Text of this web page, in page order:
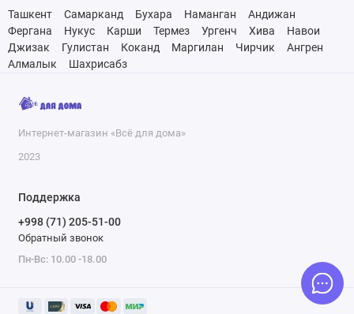
Ташкент Самарканд Бухара Наманган
Андижан
Фергана
Нукус Карши Термез Ургенч Хива
Навои
Джизак
Гулистан Коканд Маргилан Чирчик
Ангрен
Алмалык
Шахрисабз
Интернет-магазин «Всё для дома»
2023
Поддержка
+998 (71) 205-51-00
Обратный звонок
Пн-Вс: 10.00 -18.00